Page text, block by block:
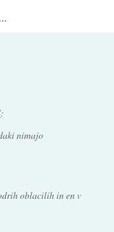
:
nimajo
oblacilih in en v